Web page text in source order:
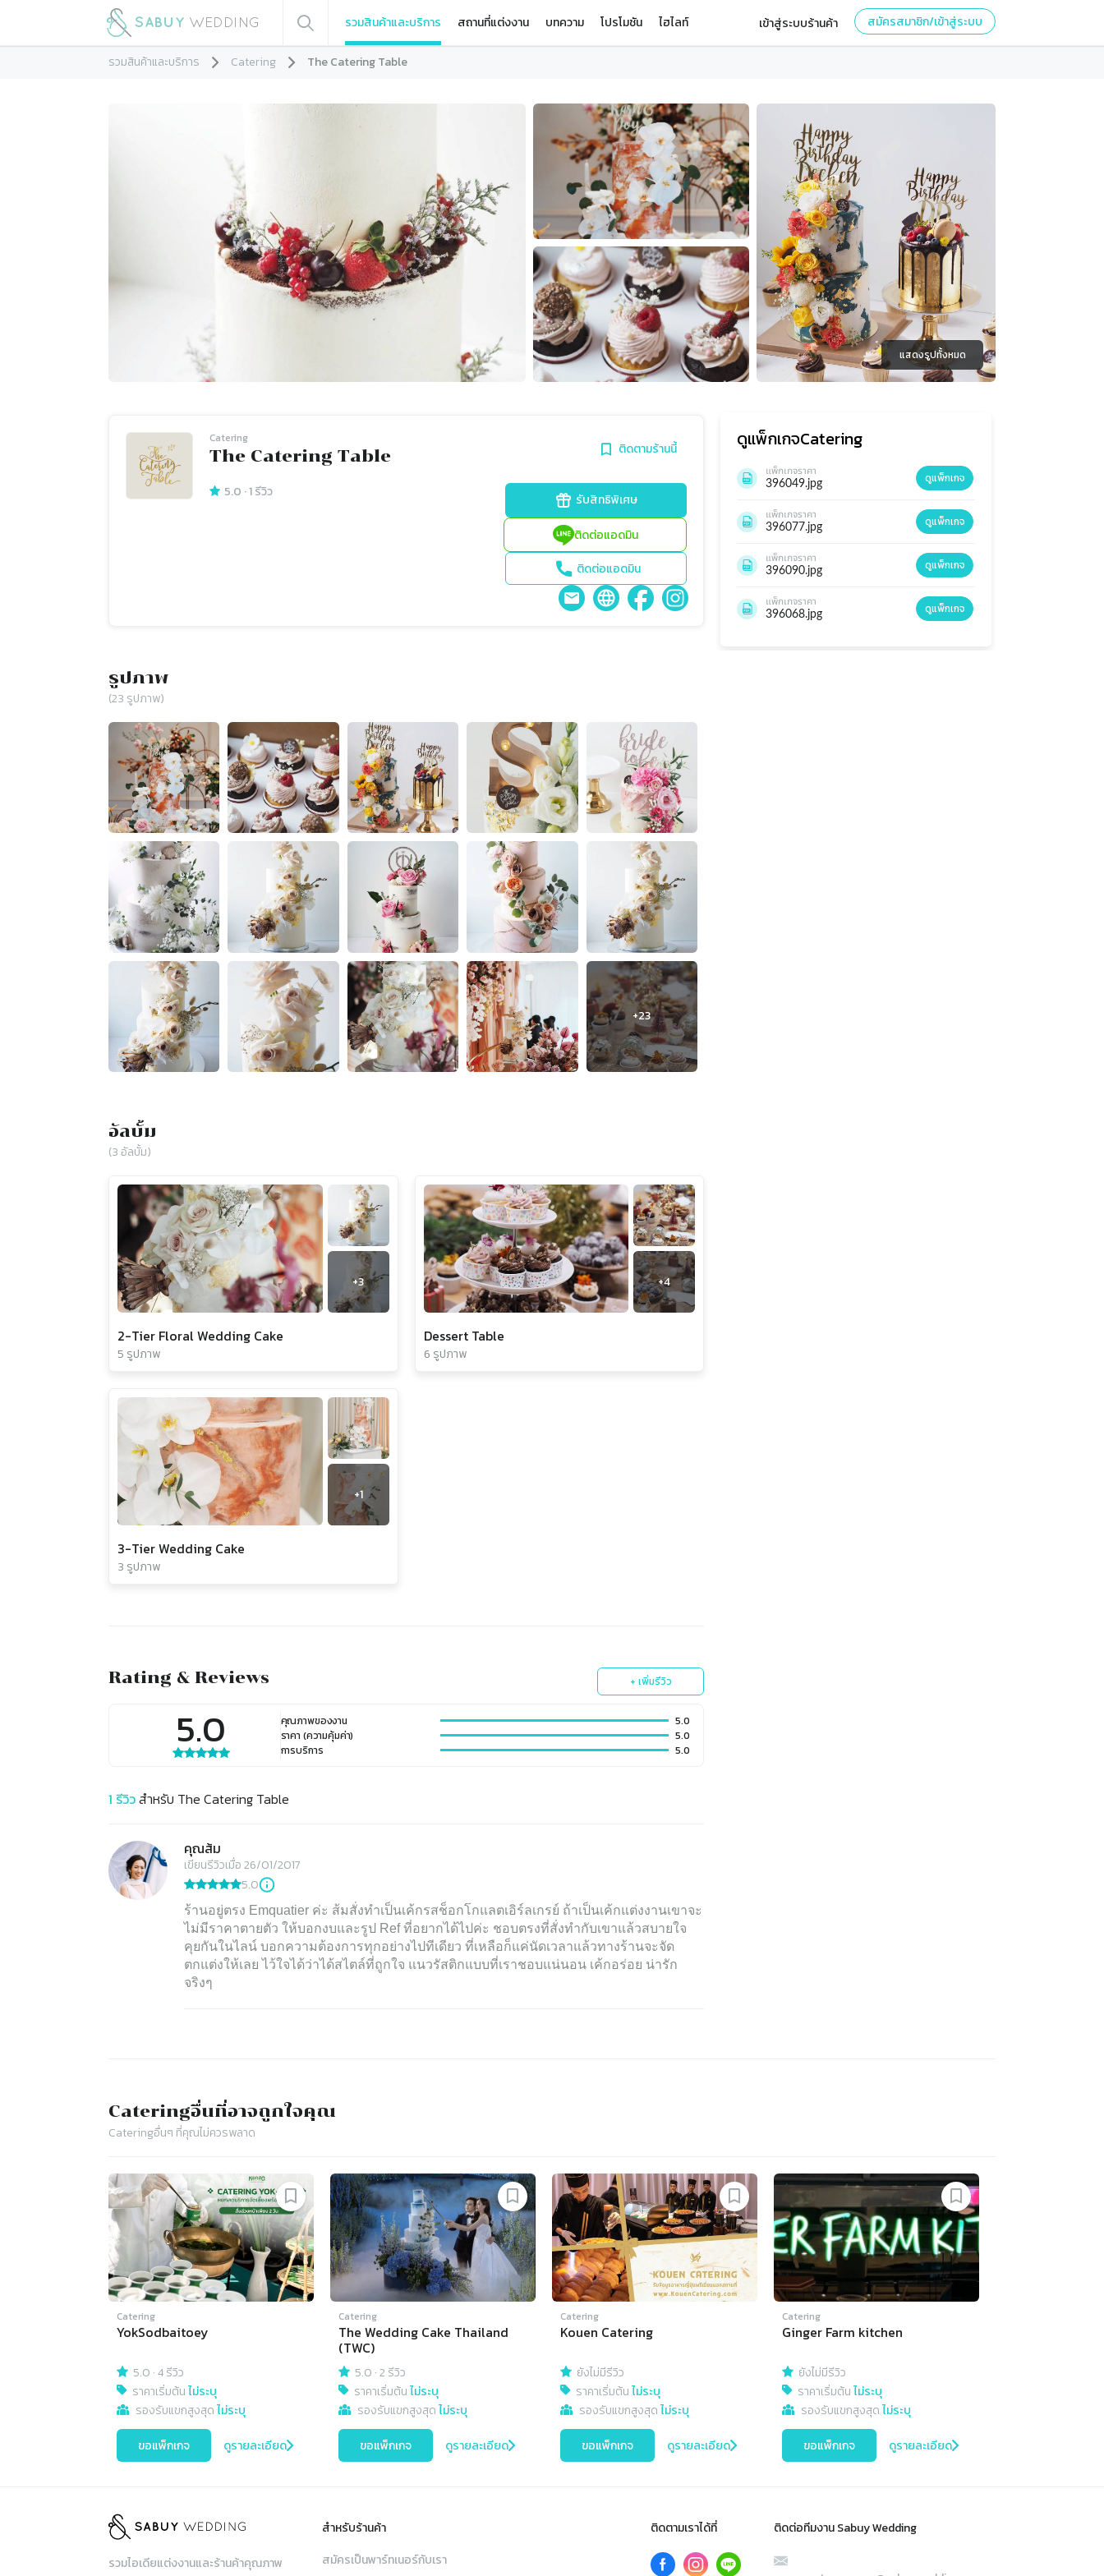
รวมสินค้าและบริการ สถานที่แต่งงาน บทความ โปรโมชัน ไฮไลท์ เข้าสู่ระบบร้านค้า สมัครสมาชิก/เข้าสู่ระบบ
รวมสินค้าและบริการ Catering The Catering Table
แสดงรูปทั้งหมด
Catering
The Catering Table ติดตามร้านนี้
5.0 ·1รีวิว รับสิทธิพิเศษ
ติดต่อแอดมิน
ติดต่อแอดมิน
รูปภาพ
(23 รูปภาพ)
อัลบั้ม
(3 อัลบั้ม)
+3
2-Tier Floral Wedding Cake
5 รูปภาพ
+4
Dessert Table
6 รูปภาพ
+1
3-Tier Wedding Cake
3 รูปภาพ
Rating & Reviews + เพิ่มรีวิว
5.0 คุณภาพของงาน
5.0
ราคา (ความคุ้มค่า)
5.0
การบริการ
5.0
1 รีวิวสำหรับ The Catering Table
คุณส้ม
เขียนรีวิวเมื่อ 26/01/2017
5.0
ร้านอยู่ตรง Emquatier ค่ะ ส้มสั่งทำเป็นเค้กรสช็อกโกแลตเอิร์ลเกรย์ ถ้าเป็นเค้กแต่งงานเขาจะ
ไม่มีราคาตายตัว ให้บอกงบและรูป Ref ที่อยากได้ไปค่ะ ชอบตรงที่สั่งทำกับเขาแล้วสบายใจ
คุยกันในไลน์ บอกความต้องการทุกอย่างไปทีเดียว ที่เหลือก็แค่นัดเวลาแล้วทางร้านจะจัด
ตกแต่งให้เลย ไว้ใจได้ว่าได้สไตล์ที่ถูกใจ แนวรัสติกแบบที่เราชอบแน่นอน เค้กอร่อย น่ารัก
จริงๆ
ดูแพ็กเกจCatering
แพ็กเกจราคา
396049.jpg ดูแพ็กเกจ
แพ็กเกจราคา
396077.jpg ดูแพ็กเกจ
แพ็กเกจราคา
396090.jpg ดูแพ็กเกจ
แพ็กเกจราคา
396068.jpg ดูแพ็กเกจ
Cateringอื่นที่อาจถูกใจคุณ
Cateringอื่นๆ ที่คุณไม่ควรพลาด
Catering
YokSodbaitoey
5.0 ·4 รีวิว
ราคาเริ่มต้นไม่ระบุ
รองรับแขกสูงสุดไม่ระบุ
ขอแพ็กเกจ ดูรายละเอียด
Catering
The Wedding Cake Thailand
(TWC)
5.0 ·2 รีวิว
ราคาเริ่มต้นไม่ระบุ
รองรับแขกสูงสุดไม่ระบุ
ขอแพ็กเกจ ดูรายละเอียด
Catering
Kouen Catering
ยังไม่มีรีวิว
ราคาเริ่มต้นไม่ระบุ
รองรับแขกสูงสุดไม่ระบุ
ขอแพ็กเกจ ดูรายละเอียด
Catering
Ginger Farm kitchen
ยังไม่มีรีวิว
ราคาเริ่มต้นไม่ระบุ
รองรับแขกสูงสุดไม่ระบุ
ขอแพ็กเกจ ดูรายละเอียด
รวมไอเดียแต่งงานและร้านค้าคุณภาพ
สำหรับร้านค้า
สมัครเป็นพาร์ทเนอร์กับเรา
ติดตามเราได้ที่ ติดต่อทีมงาน Sabuy Wedding